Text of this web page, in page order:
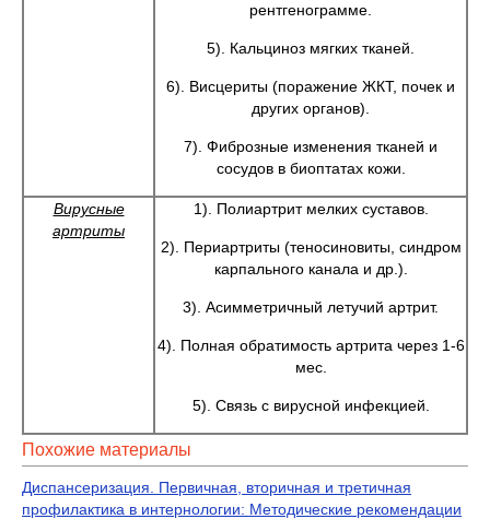
рентгенограмме.
5). Кальциноз мягких тканей.
6). Висцериты (поражение ЖКТ, почек и
других органов).
7). Фиброзные изменения тканей и
сосудов в биоптатах кожи.
Вирусные
артриты
1). Полиартрит мелких суставов.
2). Периартриты (теносиновиты, синдром
карпального канала и др.).
3). Асимметричный летучий артрит.
4). Полная обратимость артрита через 1-6
мес.
5). Связь с вирусной инфекцией.
Похожие материалы
Диспансеризация. Первичная, вторичная и третичная
профилактика в интернологии: Методические рекомендации